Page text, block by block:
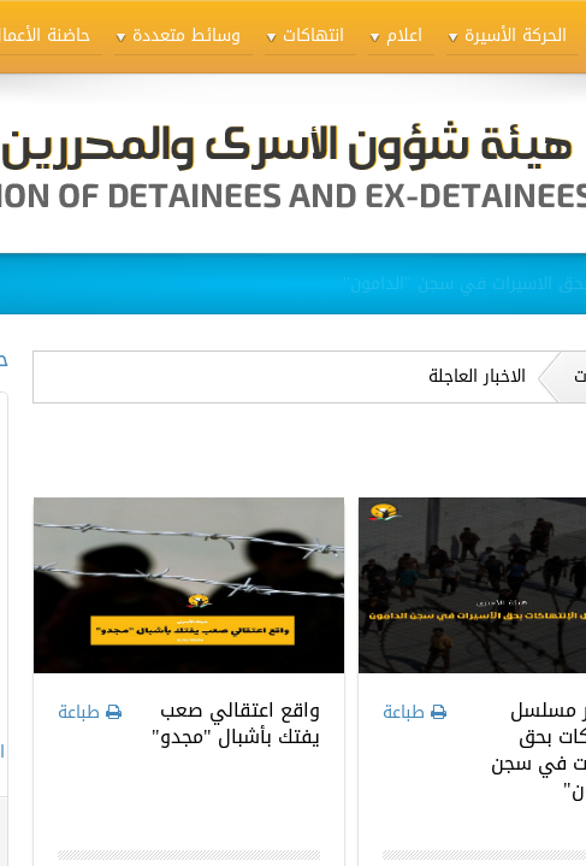
الحركة الأسيرة اعلام انتهاكات وسائط متعددة حاضنة
الاسيرات في سجن "الدامون"
الاخبار العاجلة
طباعة مسلسل
بحق
في سجن
طباعة واقع اعتقالي صعب
يفتك بأشبال "مجدو"